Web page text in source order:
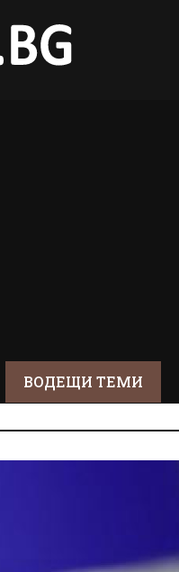
ВОДЕЩИ ТЕМИ